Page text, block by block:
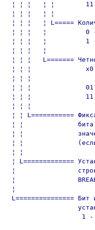
¦ ¦ ¦   ¦ ¦        11
¦ ¦ ¦   ¦ ¦
¦ ¦ ¦   ¦ L=====
¦ ¦ ¦   ¦          0 -
¦ ¦ ¦   ¦          1 -
¦ ¦ ¦   ¦
¦ ¦ ¦   L=======
¦ ¦ ¦              x0 -
¦ ¦ ¦
¦ ¦ ¦              01 -
¦ ¦ ¦              11 -
¦ ¦ ¦
¦ ¦ L===========
¦ ¦              бита
¦ ¦
¦ ¦              (если
¦ ¦
¦ L=============
¦                строки
¦                BREAK
¦
L===============
1